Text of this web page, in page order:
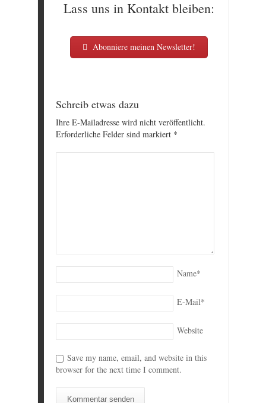
Lass uns in Kontakt bleiben:
Abonniere meinen Newsletter!
Schreib etwas dazu
Ihre E-Mailadresse wird nicht veröffentlicht.
Erforderliche Felder sind markiert *
Name*
E-Mail*
Website
Save my name, email, and website in this
browser for the next time I comment.